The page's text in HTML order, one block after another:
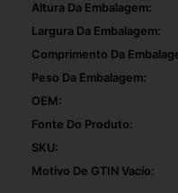
Altura Da Embalagem:
Largura Da Embalagem:
Comprimento Da
Peso Da Embalagem:
OEM:
Fonte Do Produto:
SKU:
Motivo De GTIN Vacío: